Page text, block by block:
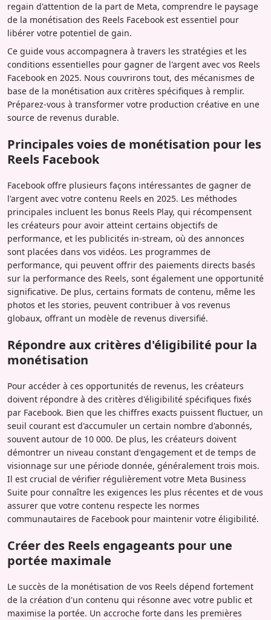
regain d'attention de la part de Meta, comprendre le paysage
de la monétisation des Reels Facebook est essentiel pour
libérer votre potentiel de gain.
Ce guide vous accompagnera à travers les stratégies et les
conditions essentielles pour gagner de l'argent avec vos Reels
Facebook en 2025. Nous couvrirons tout, des mécanismes de
base de la monétisation aux critères spécifiques à remplir.
Préparez-vous à transformer votre production créative en une
source de revenus durable.
Principales voies de monétisation pour les
Reels Facebook
Facebook offre plusieurs façons intéressantes de gagner de
l'argent avec votre contenu Reels en 2025. Les méthodes
principales incluent les bonus Reels Play, qui récompensent
les créateurs pour avoir atteint certains objectifs de
performance, et les publicités in-stream, où des annonces
sont placées dans vos vidéos. Les programmes de
performance, qui peuvent offrir des paiements directs basés
sur la performance des Reels, sont également une opportunité
significative. De plus, certains formats de contenu, même les
photos et les stories, peuvent contribuer à vos revenus
globaux, offrant un modèle de revenus diversifié.
Répondre aux critères d'éligibilité pour la
monétisation
Pour accéder à ces opportunités de revenus, les créateurs
doivent répondre à des critères d'éligibilité spécifiques fixés
par Facebook. Bien que les chiffres exacts puissent fluctuer, un
seuil courant est d'accumuler un certain nombre d'abonnés,
souvent autour de 10 000. De plus, les créateurs doivent
démontrer un niveau constant d'engagement et de temps de
visionnage sur une période donnée, généralement trois mois.
Il est crucial de vérifier régulièrement votre Meta Business
Suite pour connaître les exigences les plus récentes et de vous
assurer que votre contenu respecte les normes
communautaires de Facebook pour maintenir votre éligibilité.
Créer des Reels engageants pour une
portée maximale
Le succès de la monétisation de vos Reels dépend fortement
de la création d'un contenu qui résonne avec votre public et
maximise la portée. Un accroche forte dans les premières